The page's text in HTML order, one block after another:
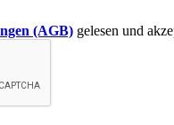
(AGB) gelesen und